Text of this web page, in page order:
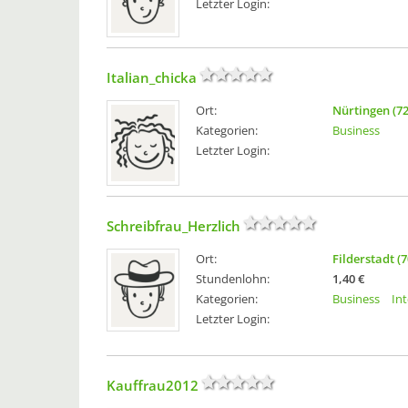
Letzter Login:
Italian_chicka
Ort:
Nürtingen
Kategorien:
Business
Letzter Login:
Schreibfrau_Herzlich
Ort:
Filderstadt
Stundenlohn:
1,40 €
Kategorien:
Business
Letzter Login:
Kauffrau2012